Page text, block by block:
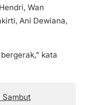
Wan
Ani Dewiana,
kata
Sambut